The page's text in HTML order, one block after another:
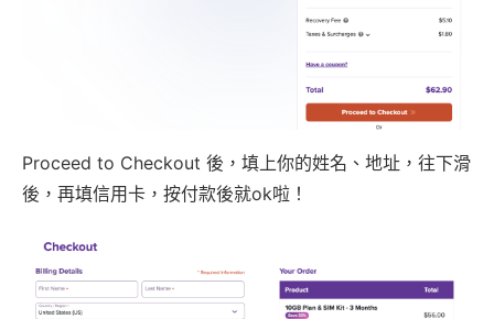
Proceed to Checkout 後，填上你的姓名、地址，往下滑
後，再填信用卡，按付款後就ok啦！